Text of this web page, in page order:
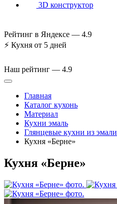
3D конструктор
Рейтинг в Яндексе — 4.9
⚡ Кухня от 5 дней
Наш рейтинг — 4.9
Главная
Каталог кухонь
Материал
Кухни эмаль
Глянцевые кухни из эмали
Кухня «Берне»
Кухня «Берне»